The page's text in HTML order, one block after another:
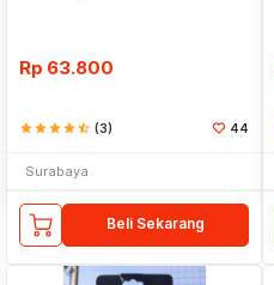
Rp 63.800
starstarstarstarstar_half (3) 44
Surabaya
Beli Sekarang